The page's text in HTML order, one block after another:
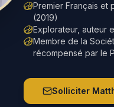
Premier Français et
(2019)
Explorateur, auteur
Membre de la
récompensé par le
Solliciter